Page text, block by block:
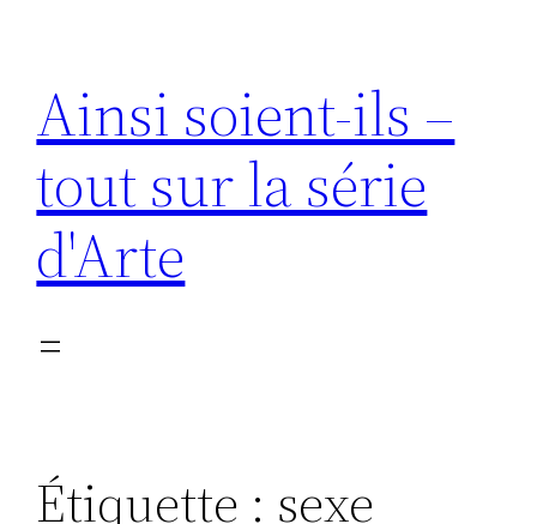
contenu
Ainsi soient-ils –
tout sur la série
d'Arte
Étiquette : sexe